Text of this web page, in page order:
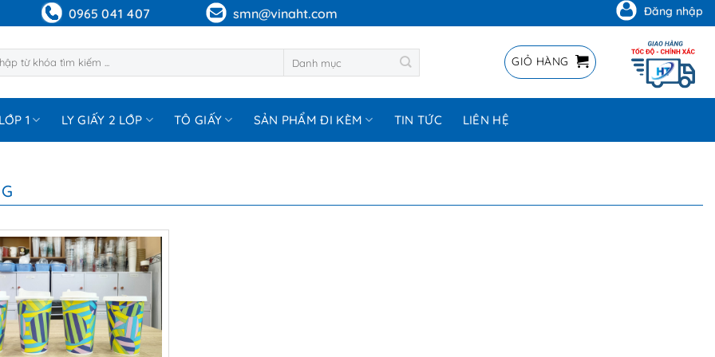
0965 041 407 smn@vinaht.com Đăng nhập
GIỎ HÀNG
1 LY GIẤY 2 LỚP TÔ GIẤY SẢN PHẨM ĐI KÈM TIN TỨC LIÊN HỆ